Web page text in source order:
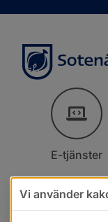
E-tjänster
Vi använder